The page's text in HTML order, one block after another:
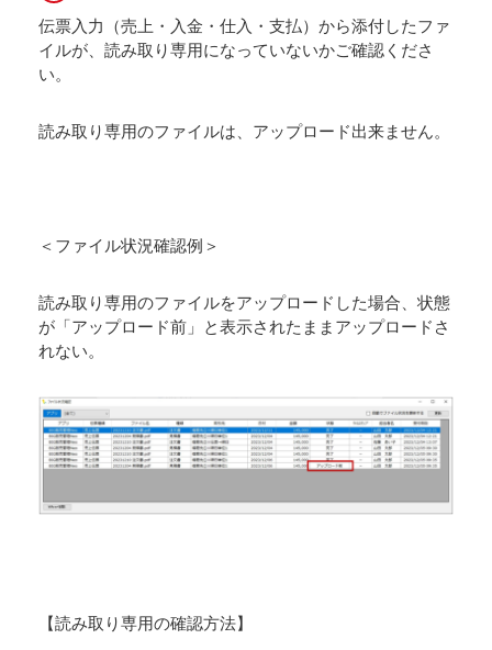
伝票入力（売上・入金・仕入・支払）から添付したファ
イルが、読み取り専用になっていないかご確認くださ
い。
読み取り専用のファイルは、アップロード出来ません。
＜ファイル状況確認例＞
読み取り専用のファイルをアップロードした場合、状態
が「アップロード前」と表示されたままアップロードさ
れない。
【読み取り専用の確認方法】